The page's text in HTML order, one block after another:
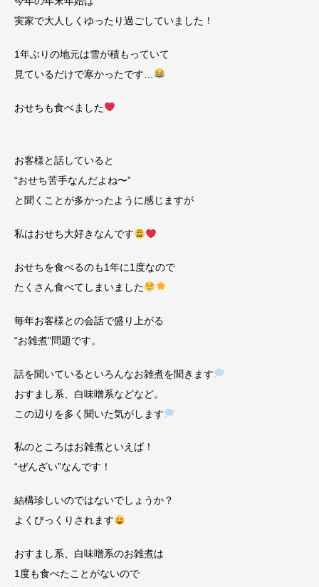
実家で大人しくゆったり過ごしていました！
1年ぶりの地元は雪が積もっていて
見ているだけで寒かったです…
おせちも食べました
お客様と話していると
“おせち苦手なんだよね〜”
と聞くことが多かったように感じますが
私はおせち大好きなんです
おせちを食べるのも1年に1度なので
たくさん食べてしまいました
毎年お客様との会話で盛り上がる
“お雑煮”問題です。
話を聞いているといろんなお雑煮を聞きます
おすまし系、白味噌系などなど。
この辺りを多く聞いた気がします
私のところはお雑煮といえば！
“ぜんざい”なんです！
結構珍しいのではないでしょうか？
よくびっくりされます
おすまし系、白味噌系のお雑煮は
1度も食べたことがないので